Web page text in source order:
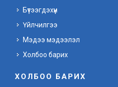
Бүтээгдэхүүн
Үйлчилгээ
Мэдээ мэдээлэл
Холбоо барих
ХОЛБОО БАРИХ